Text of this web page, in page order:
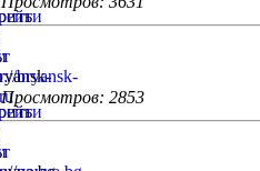
Просмотров: 2853